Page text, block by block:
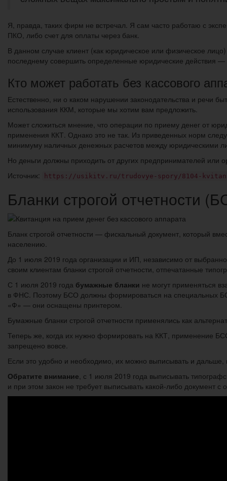
Я, правда, таких фирм не встречал. Я сам часто работаю с
ПКО, либо счет для оплаты через банк.
В данном случае клиент (как юридическое или физическое
последнему совершить определенные юридические действия —
Кто может работать без кассового
Естественно, ни о каком нарушении законодательства и речи
использования ККМ, которые мы хотим вам предложить.
Может сложиться мнение, что операции по приему денег от
применения ККТ. Однако это не так. Из приведенных норм
минимуму наличных денежных расчетов между юридическими
Но деньги должны приходить от других предпринимателей или
Источник:
https://usikitv.ru/trudovye-spory/8104-
Бланки строгой отчетности
Бланк строгой отчетности — фискальный документ, который
населению.
До 1 июля 2019 года организации и ИП, независимо от
своим клиентам бланки строгой отчетности, отпечатанные
С 1 июля 2019 года бумажные бланки не могут применяться
в ФНС. Поэтому БСО должны формироваться на специальных
«Ф» — они оснащены принтером.
Бумажные бланки строгой отчетности применялись как
Теперь же, когда их нужно формировать на ККТ, применение
запрещено вовсе.
Если это удобно и необходимо, их можно выписывать и
Обратите внимание, с 1 июля 2019 года выписывать
и при этом закон не требует выписывать какой-либо документ